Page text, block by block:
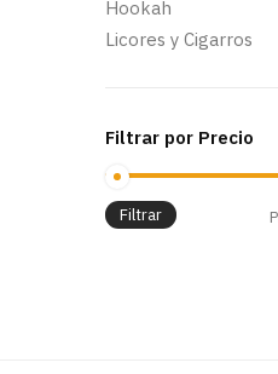
Hookah
Licores y Cigarros
Filtrar por Precio
Filtrar